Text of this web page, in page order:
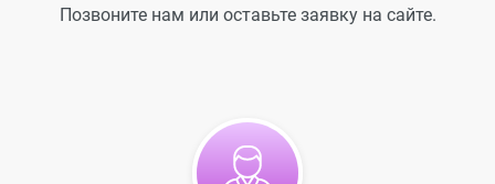
Позвоните нам или оставьте заявку на сайте.